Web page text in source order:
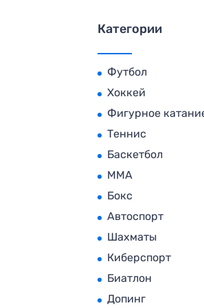
Категории
Футбол
Хоккей
Фигурное
Теннис
Баскетбол
MMA
Бокс
Автоспорт
Шахматы
Киберспорт
Биатлон
Допинг